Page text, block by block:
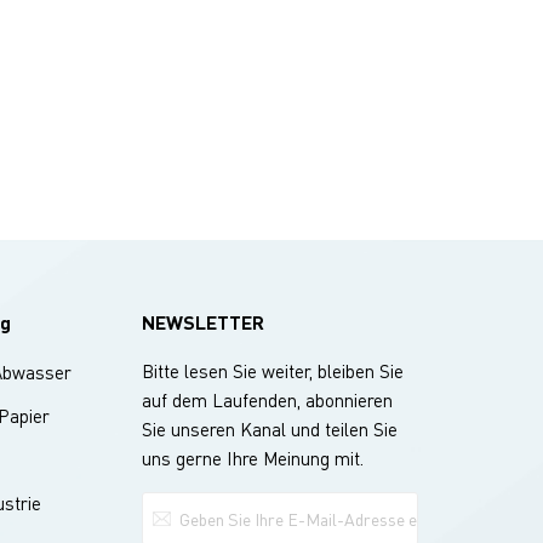
NEWSLETTER
Bitte lesen Sie weiter, bleiben Sie
auf dem Laufenden, abonnieren
Sie unseren Kanal und teilen Sie
uns gerne Ihre Meinung mit.